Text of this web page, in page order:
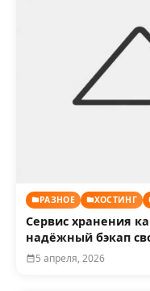
РАЗНОЕ ХОСТИНГ
Сервис хранения
надёжный бэкап
5 апреля, 2026